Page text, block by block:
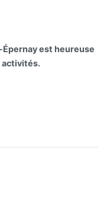
Épernay est heureuse
activités.